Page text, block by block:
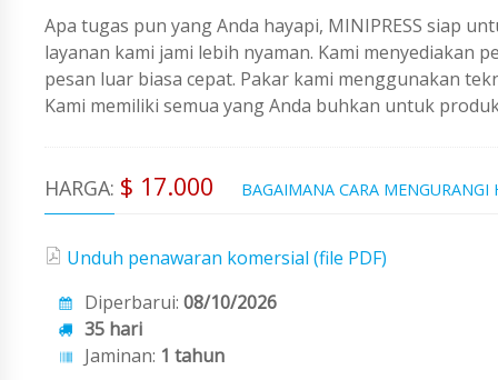
Apa tugas pun yang Anda hayapi, MINIPRESS siap
layanan kami jami lebih nyaman. Kami menyediakan
pesan luar biasa cepat. Pakar kami menggunakan
Kami memiliki semua yang Anda buhkan untuk
HARGA: $ 17.000 BAGAIMANA CARA MENGURANGI
Unduh penawaran komersial (file PDF)
Diperbarui: 08/10/2026
35 hari
Jaminan: 1 tahun